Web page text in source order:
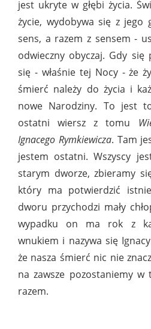
jest ukryte w głębi życia.
życie, wydobywa się z jego
sens, a razem z sensem -
odwieczny obyczaj. Gdy się
się - właśnie tej Nocy - że
śmierć należy do życia i
nowe Narodziny. To jest
ostatni wiersz z tomu
Ignacego Rymkiewicza. Tam
jestem ostatni. Wszyscy
starym dworze, zbieramy
który ma potwierdzić
dworu przychodzi mały
wypadku on ma rok z
wnukiem i nazywa się
że nasza śmierć nic nie
na zawsze pozostaniemy w
razem.